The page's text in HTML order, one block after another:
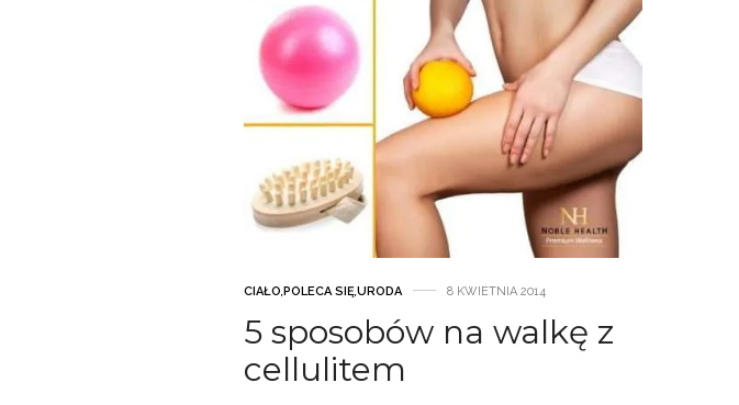
CIAŁO,POLECA SIĘ,URODA 8 KWIETNIA 2014
5 sposobów na walkę z
cellulitem